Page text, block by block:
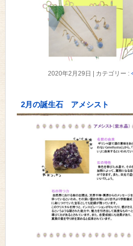
2020年2月29日 | カテゴリー :
2月の誕生石 アメシスト